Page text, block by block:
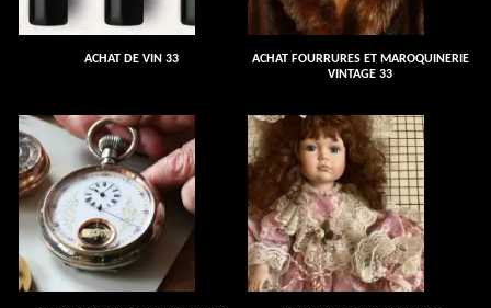
ACHAT DE VIN 33
ACHAT FOURRURES ET MAROQUINERIE
VINTAGE 33